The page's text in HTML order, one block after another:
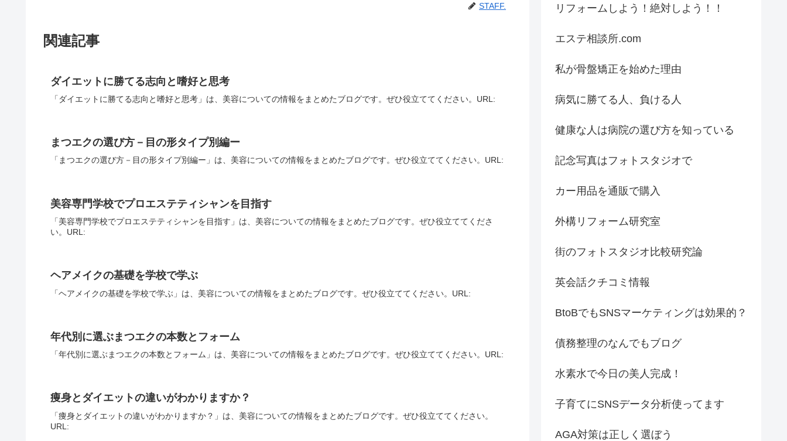
STAFF.
関連記事
ダイエットに勝てる志向と嗜好と思考
「ダイエットに勝てる志向と嗜好と思考」は、美容についての情報をまとめたブログです。ぜひ役立ててください。URL:
まつエクの選び方－目の形タイプ別編ー
「まつエクの選び方－目の形タイプ別編ー」は、美容についての情報をまとめたブログです。ぜひ役立ててください。URL:
美容専門学校でプロエステティシャンを目指す
「美容専門学校でプロエステティシャンを目指す」は、美容についての情報をまとめたブログです。ぜひ役立ててくださ
い。URL:
ヘアメイクの基礎を学校で学ぶ
「ヘアメイクの基礎を学校で学ぶ」は、美容についての情報をまとめたブログです。ぜひ役立ててください。URL:
年代別に選ぶまつエクの本数とフォーム
「年代別に選ぶまつエクの本数とフォーム」は、美容についての情報をまとめたブログです。ぜひ役立ててください。URL:
痩身とダイエットの違いがわかりますか？
「痩身とダイエットの違いがわかりますか？」は、美容についての情報をまとめたブログです。ぜひ役立ててください。
URL:
リフォームしよう！絶対しよう！！
エステ相談所.com
私が骨盤矯正を始めた理由
病気に勝てる人、負ける人
健康な人は病院の選び方を知っている
記念写真はフォトスタジオで
カー用品を通販で購入
外構リフォーム研究室
街のフォトスタジオ比較研究論
英会話クチコミ情報
BtoBでもSNSマーケティングは効果的？
債務整理のなんでもブログ
水素水で今日の美人完成！
子育てにSNSデータ分析使ってます
AGA対策は正しく選ぼう